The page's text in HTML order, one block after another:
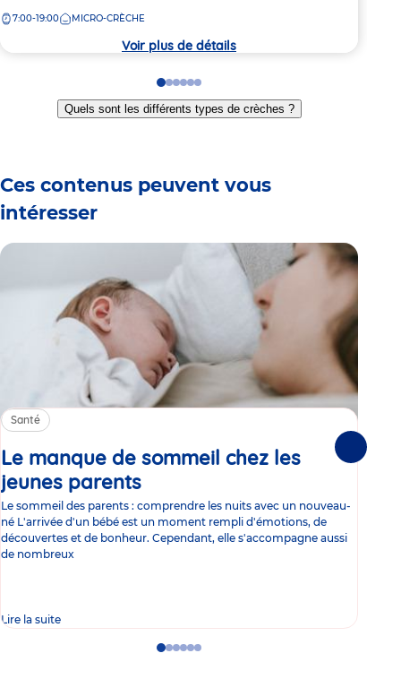
crèche
7:00-19:00 MICRO-CRÈCHE
Voir plus de détails
Go
to
slide
Go
to
slide
Go
to
slide
Go
to
slide
Go
to
slide
Go
to
slide
Quels sont les différents types de crèches ?
Ces contenus peuvent vous
intéresser
Santé
Le manque de sommeil chez les
jeunes parents
Le sommeil des parents : comprendre les nuits avec un nouveau-
né L'arrivée d'un bébé est un moment rempli d'émotions, de
découvertes et de bonheur. Cependant, elle s'accompagne aussi
de nombreux
Lire la suite
GoGoGoGo
GoGo